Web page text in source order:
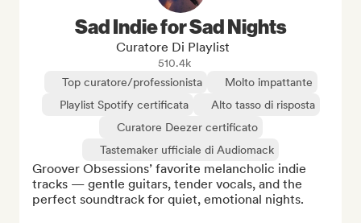
Sad Indie for Sad Nights
Curatore Di Playlist
510.4k
Top curatore/professionista
Molto impattante
Playlist Spotify certificata
Alto tasso di risposta
Curatore Deezer certificato
Tastemaker ufficiale di Audiomack
Groover Obsessions’ favorite melancholic indie
tracks — gentle guitars, tender vocals, and the
perfect soundtrack for quiet, emotional nights.